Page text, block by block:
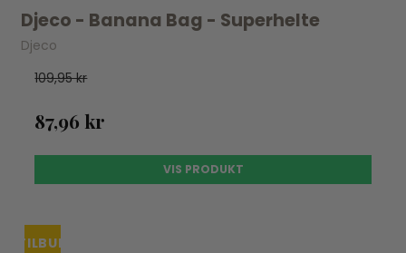
Djeco - Banana Bag - Superhelte
Djeco
109,95 kr
87,96 kr
VIS PRODUKT
TILBUD